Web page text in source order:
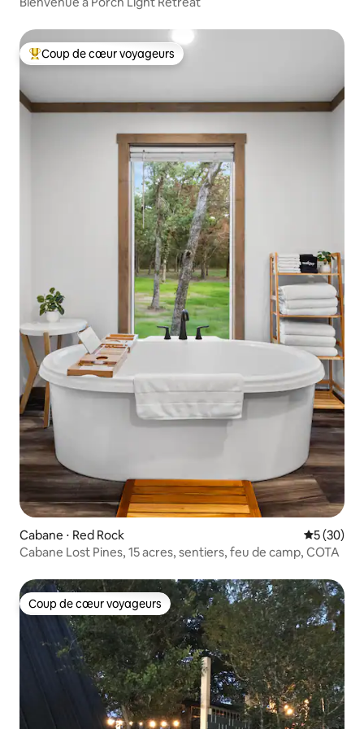
Coups de cœur voyageurs les plus appréciés
Coup de cœur voyageurs
Cabane ⋅ Red Rock
5 (30)
Cabane Lost Pines, 15 acres, sentiers, feu de camp, COTA
Coup de cœur voyageurs
Coup de cœur voyageurs